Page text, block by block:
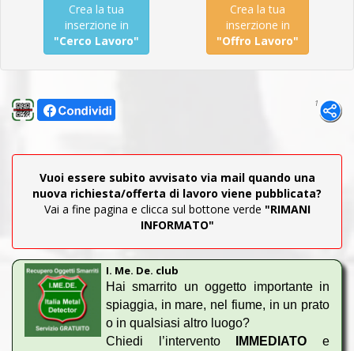
Crea la tua
inserzione in
"Cerco Lavoro"
Crea la tua
inserzione in
"Offro Lavoro"
1
Vuoi essere subito avvisato via mail quando una
nuova richiesta/offerta di lavoro viene pubblicata?
Vai a fine pagina e clicca sul bottone verde "RIMANI
INFORMATO"
I. Me. De. club
Hai smarrito un oggetto importante in
spiaggia, in mare, nel fiume, in un prato
o in qualsiasi altro luogo?
Chiedi l’intervento
IMMEDIATO e